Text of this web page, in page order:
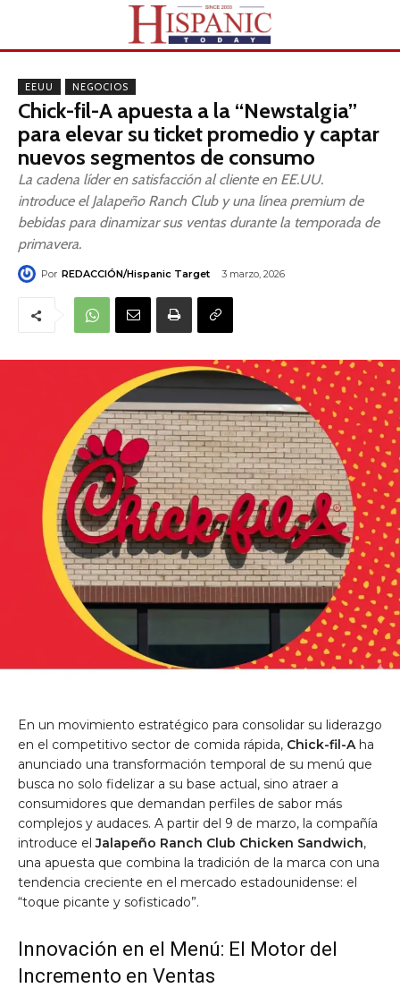
EEUU NEGOCIOS
Chick-fil-A apuesta a la “Newstalgia”
para elevar su ticket promedio y captar
nuevos segmentos de consumo
La cadena líder en satisfacción al cliente en EE.UU.
introduce el Jalapeño Ranch Club y una línea premium de
bebidas para dinamizar sus ventas durante la temporada de
primavera.
Por REDACCIÓN/Hispanic Target 3 marzo, 2026
En un movimiento estratégico para consolidar su liderazgo
en el competitivo sector de comida rápida, Chick-fil-A ha
anunciado una transformación temporal de su menú que
busca no solo fidelizar a su base actual, sino atraer a
consumidores que demandan perfiles de sabor más
complejos y audaces. A partir del 9 de marzo, la compañía
introduce el Jalapeño Ranch Club Chicken Sandwich,
una apuesta que combina la tradición de la marca con una
tendencia creciente en el mercado estadounidense: el
“toque picante y sofisticado”.
Innovación en el Menú: El Motor del
Incremento en Ventas